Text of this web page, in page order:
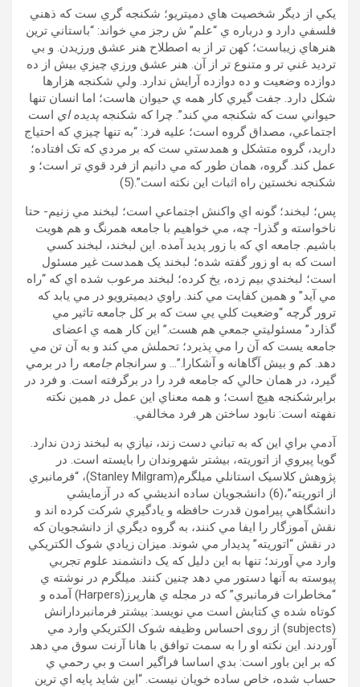
يکي از ديگر شخصيت هاي دميتريو؛ شکنجه گري ست که ذهني
فلسفي دارد و درباره ي “علم” ش رجز مي خواند: “باستاني ترين
هنرهاي زيباست؛ کهن تر از به اصطلاح هنر عشق ورزيدن. و بي
ترديد غني تر و متنوع تر از آن. هنر عشق ورزي چيزي بيش از ده
دوازده وضعيت و ده دوازده آرايش ندارد. ولي شکنجه هزارها
شکل دارد. جفت گيري کار همه ي حيوان هاست؛ اما انسان تنها
حيواني ست که شکنجه مي کند”. چرا که شکنجه پديده اي است
اجتماعي، مصداق گروه است؛ عليه فرد: “به تنها چيزي که احتياج
داريد، گروه متشکل و همدستي ست که بر مردي که تک افتاده؛
عمل کند. گروه، همان طور که مي دانيم از فرد قوي تر است؛ و
شکنجه نخستين راه اثبات اين نکته است”.(5)
پس؛ لبخند؛ گونه اي واکنش اجتماعي است؛ لبخند مي زنيم- حتا
ناخواسته و گذرا- چه، مي خواهيم با جامعه همرنگ و هم هويت
باشيم. جامعه اي که با زور پديد آمده. اين لبخند، لبخند کسي
است که به او زور گفته شده؛ لبخند يک همدست غير مسئول
است؛ لبخندي بيم زده، يخ کرده؛ لبخند مرعوب شده اي که “راه
مي آيد” و همين کفايت مي کند. راوي ديميترويو در مي يابد که
ترور گرچه “وضعيت کلي يي ست که بر کل جامعه تاثير مي
گذارد” مسئوليتي جمعي هم هست.” اين کار همه ي اعضای
جامعه يست که آن را مي پذيرد؛ تحملش مي کند و به آن تن مي
دهد. کم و بيش آگاهانه و آشکارا.”… و سرانجامجامعه را در برمي
گيرد، در همان حالي که جامعه فرد را در برگرفته است. و فرد در
برابرشکنجه هيچ است؛ و همه معناي اين عمل در همين نکته
نفهته است: نابود ساختن هر فرد مخالفي.
آدمي براي اين که به تباني دست زند، نيازي به لبخند زدن ندارد.
گويا پيروي از اتوريته، بيشتر شهروندان را بايسته است. در
پژوهش کلاسيک استانلي ميلگرم(Stanley Milgram)، “فرمانبري
از اتوريته”،(6) دانشجويان ساده انديشي که در آزمايشي
دانشگاهي پيرامون قدرت حافظه و يادگيري شرکت کرده اند و
نقش آموزگار را ايفا مي کنند، به گروه ديگري از دانشجويان که
در نقش “اتوريته” پديدار مي شوند. ميزان زيادي شوک الکتريکي
وارد مي آورند؛ تنها به اين دليل که يک دانشمند علوم تجربي
پيوسته به آنها دستور مي دهد چنين کنند. ميلگرم در نوشته ي
“مخاطرات فرمانبري” که در مجله ي هارپرز(Harpers) آمده و
کوتاه شده ي کتابش است مي نويسد: بيشتر فرمانبردارانش
(subjects) از روی احساس وظيفه شوک الکتريکي وارد مي
آوردند. اين نکته او را به سمت توافق با هانا آرنت سوق مي دهد
که بر اين باور است: بدي اساسا فراگير است و بي رحمي ي
حساب شده، خاص ساده خويان نيست. “اين شايد پايه اي ترين